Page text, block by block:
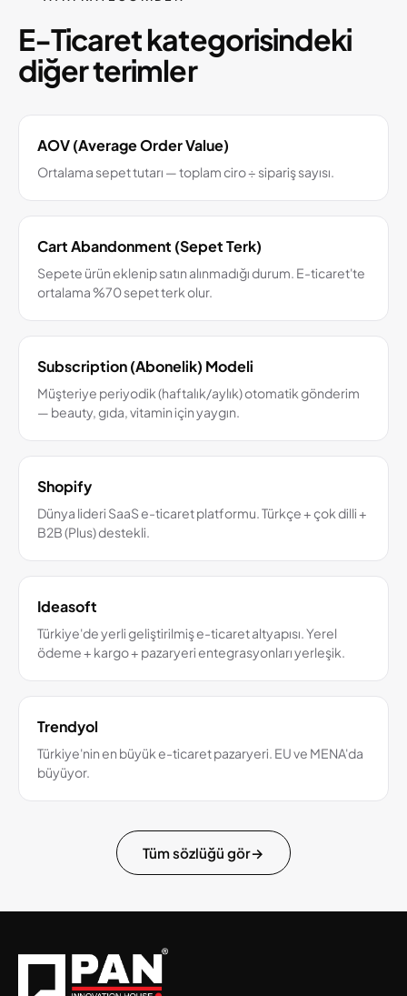
E-Ticaret kategorisindeki
diğer terimler
AOV (Average Order Value)
Ortalama sepet tutarı — toplam ciro ÷ sipariş sayısı.
Cart Abandonment (Sepet Terk)
Sepete ürün eklenip satın alınmadığı durum. E-ticaret'te
ortalama %70 sepet terk olur.
Subscription (Abonelik) Modeli
Müşteriye periyodik (haftalık/aylık) otomatik gönderim
— beauty, gıda, vitamin için yaygın.
Shopify
Dünya lideri SaaS e-ticaret platformu. Türkçe + çok dilli +
B2B (Plus) destekli.
Ideasoft
Türkiye'de yerli geliştirilmiş e-ticaret altyapısı. Yerel
ödeme + kargo + pazaryeri entegrasyonları yerleşik.
Trendyol
Türkiye'nin en büyük e-ticaret pazaryeri. EU ve MENA'da
büyüyor.
Tüm sözlüğü gör→